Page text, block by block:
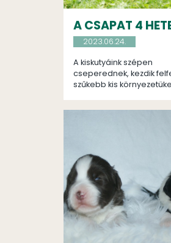
A CSAPAT 4
2023.06.24.
A kiskutyáink szépen
cseperednek, kezdik
szűkebb kis